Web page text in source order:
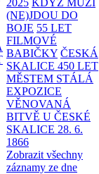
(NE)JDOU DO
BOJE 55 LET
FILMOVÉ
BABIČKY ČESKÁ
SKALICE 450 LET
MĚSTEM STÁLÁ
EXPOZICE
VĚNOVANÁ
BITVĚ U ČESKÉ
SKALICE 28. 6.
1866
Zobrazit všechny
záznamy ze dne